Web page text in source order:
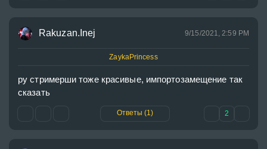
Rakuzan.Inej 9/15/2021, 2:59 PM
ZaykaPrincess
ру стримерши тоже красивые, импортозамещение так
сказать
Ответы (1) 2